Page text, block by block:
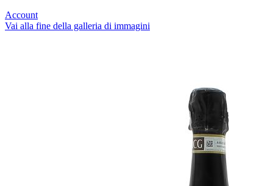
Account
Vai alla fine della galleria di immagini